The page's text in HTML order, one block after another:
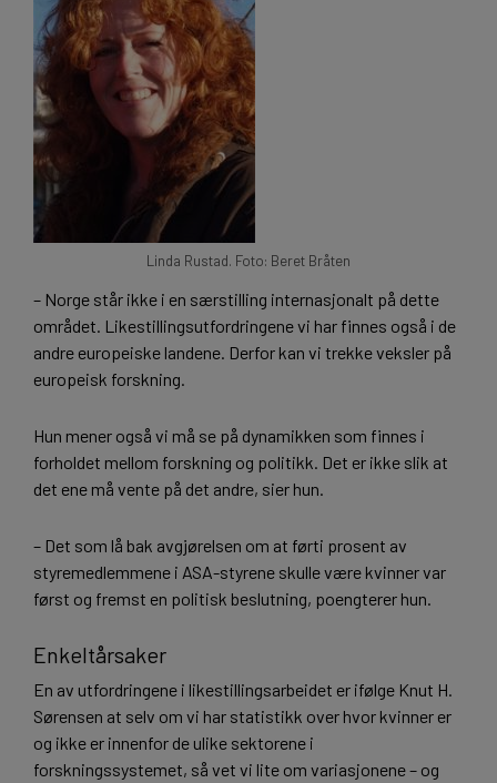
Linda Rustad. Foto: Beret Bråten
– Norge står ikke i en særstilling internasjonalt på dette
området. Likestillingsutfordringene vi har finnes også i de
andre europeiske landene. Derfor kan vi trekke veksler på
europeisk forskning.
Hun mener også vi må se på dynamikken som finnes i
forholdet mellom forskning og politikk. Det er ikke slik at
det ene må vente på det andre, sier hun.
– Det som lå bak avgjørelsen om at førti prosent av
styremedlemmene i ASA-styrene skulle være kvinner var
først og fremst en politisk beslutning, poengterer hun.
Enkeltårsaker
En av utfordringene i likestillingsarbeidet er ifølge Knut H.
Sørensen at selv om vi har statistikk over hvor kvinner er
og ikke er innenfor de ulike sektorene i
forskningssystemet, så vet vi lite om variasjonene – og